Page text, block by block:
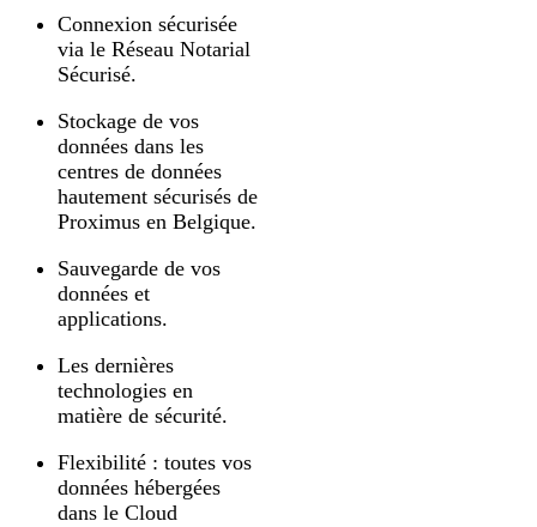
Connexion sécurisée
via le Réseau Notarial
Sécurisé.
Stockage de vos
données dans les
centres de données
hautement sécurisés de
Proximus en Belgique.
Sauvegarde de vos
données et
applications.
Les dernières
technologies en
matière de sécurité.
Flexibilité : toutes vos
données hébergées
dans le Cloud